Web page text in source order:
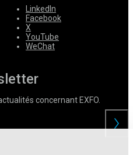
LinkedIn
Facebook
X
YouTube
WeChat
concernant EXFO.